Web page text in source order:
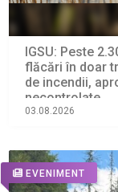
IGSU: Peste
flăcări în doar
de incendii,
necontrolate
03.08.2026
EVENIMENT